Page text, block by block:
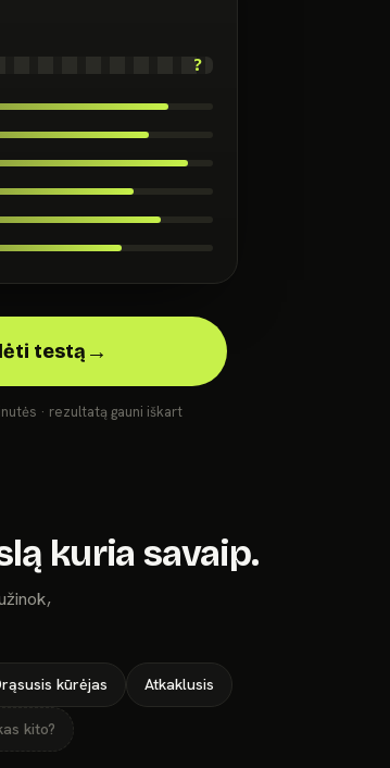
testą →
· rezultatą gauni iškart
kuria savaip.
kūrėjas Atkaklusis
kito?